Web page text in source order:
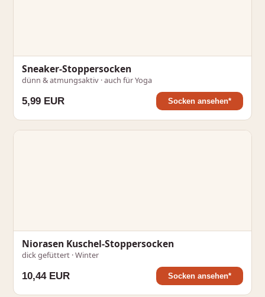
Sneaker-Stoppersocken
dünn & atmungsaktiv · auch für Yoga
5,99 EUR Socken ansehen*
Niorasen Kuschel-Stoppersocken
dick gefüttert · Winter
10,44 EUR Socken ansehen*